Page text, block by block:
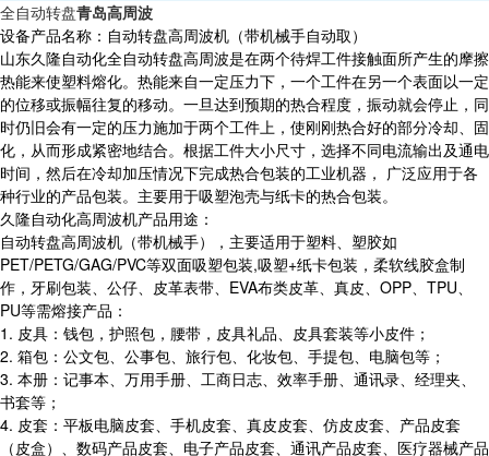
全自动转盘青岛高周波
设备产品名称：自动转盘高周波机（带机械手自动取）
山东久隆自动化全自动转盘高周波是在两个待焊工件接触面所产生的摩擦
热能来使塑料熔化。热能来自一定压力下，一个工件在另一个表面以一定
的位移或振幅往复的移动。一旦达到预期的热合程度，振动就会停止，同
时仍旧会有一定的压力施加于两个工件上，使刚刚热合好的部分冷却、固
化，从而形成紧密地结合。根据工件大小尺寸，选择不同电流输出及通电
时间，然后在冷却加压情况下完成热合包装的工业机器， 广泛应用于各
种行业的产品包装。主要用于吸塑泡壳与纸卡的热合包装。
久隆自动化高周波机产品用途：
自动转盘高周波机（带机械手），主要适用于塑料、塑胶如
PET/PETG/GAG/PVC等双面吸塑包装,吸塑+纸卡包装，柔软线胶盒制
作，牙刷包装、公仔、皮革表带、EVA布类皮革、真皮、OPP、TPU、
PU等需熔接产品：
1. 皮具：钱包，护照包，腰带，皮具礼品、皮具套装等小皮件；
2. 箱包：公文包、公事包、旅行包、化妆包、手提包、电脑包等；
3. 本册：记事本、万用手册、工商日志、效率手册、通讯录、经理夹、
书套等；
4. 皮套：平板电脑皮套、手机皮套、真皮皮套、仿皮皮套、产品皮套
（皮盒）、数码产品皮套、电子产品皮套、通讯产品皮套、医疗器械产品